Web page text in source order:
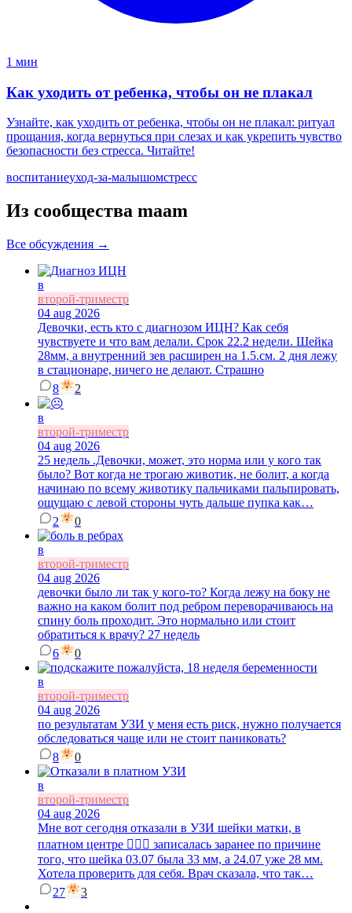
1 мин
Как уходить от ребенка, чтобы он не плакал
Узнайте, как уходить от ребенка, чтобы он не плакал: ритуал
прощания, когда вернуться при слезах и как укрепить чувство
безопасности без стресса. Читайте!
воспитаниеуход-за-малышомстресс
Из сообщества maam
Все обсуждения →
в
второй-триместр
04 aug 2026
Девочки, есть кто с диагнозом ИЦН? Как себя
чувствуете и что вам делали. Срок 22.2 недели. Шейка
28мм, а внутренний зев расширен на 1.5.см. 2 дня лежу
в стационаре, ничего не делают. Страшно
8
2
в
второй-триместр
04 aug 2026
25 недель .Девочки, может, это норма или у кого так
было? Вот когда не трогаю животик, не болит, а когда
начинаю по всему животику пальчиками пальпировать,
ощущаю с левой стороны чуть дальше пупка как…
2
0
в
второй-триместр
04 aug 2026
девочки было ли так у кого-то? Когда лежу на боку не
важно на каком болит под ребром переворачиваюсь на
спину боль проходит. Это нормально или стоит
обратиться к врачу? 27 недель
6
0
в
второй-триместр
04 aug 2026
по результатам УЗИ у меня есть риск, нужно получается
обследоваться чаще или не стоит паниковать?
8
0
в
второй-триместр
04 aug 2026
Мне вот сегодня отказали в УЗИ шейки матки, в
платном центре 🤦🏼‍♀️ записалась заранее по причине
того, что шейка 03.07 была 33 мм, а 24.07 уже 28 мм.
Хотела проверить для себя. Врач сказала, что так…
27
3